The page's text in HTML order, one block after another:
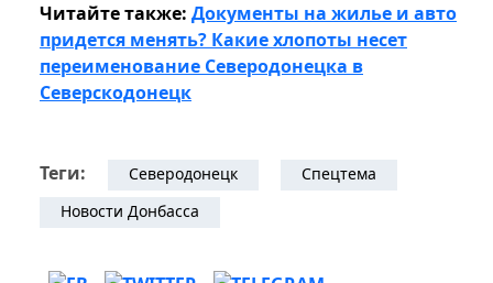
Читайте также: Документы на жилье и авто
придется менять? Какие хлопоты несет
переименование Северодонецка в
Северскодонецк
Теги: Северодонецк
Спецтема
Новости Донбасса